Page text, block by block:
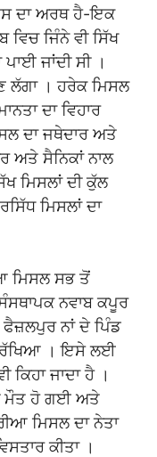
ਦਾ ਅਰਥ ਹੈ-ਇਕ
ਜਿੰਨੇ ਵੀ ਸਿੱਖ
ਜਾਂਦੀ ਸੀ ।
ਲੱਗਾ । ਹਰੇਕ ਮਿਸਲ
ਦਾ ਵਿਹਾਰ
ਦਾ ਜਥੇਦਾਰ ਅਤੇ
ਅਤੇ ਸੈਨਿਕਾਂ ਨਾਲ
ਮਿਸਲਾਂ ਦੀ ਕੁੱਲ
ਮਿਸਲਾਂ ਦਾ
ਮਿਸਲ ਸਭ ਤੋਂ
ਨਵਾਬ ਕਪੂਰ
ਨਾਂ ਦੇ ਪਿੰਡ
ਰੱਖਿਆ । ਇਸੇ ਲਈ
ਜਾਦਾ ਹੈ ।
ਮੌਤ ਹੋ ਗਈ ਅਤੇ
ਮਿਸਲ ਦਾ ਨੇਤਾ
ਕੀਤਾ ।